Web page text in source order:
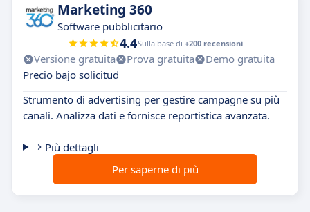
Marketing 360
Software pubblicitario
4.4Sulla base di +200 recensioni
Versione gratuita Prova gratuita
Demo gratuita
Precio bajo solicitud
Strumento di advertising per gestire campagne su più
canali. Analizza dati e fornisce reportistica avanzata.
Più dettagli
Per saperne di più